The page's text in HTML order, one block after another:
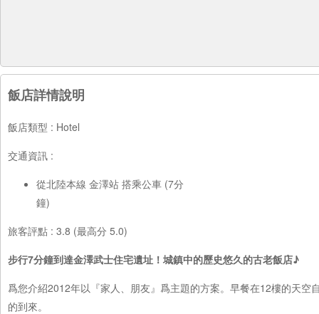
飯店詳情說明
飯店類型 : Hotel
交通資訊 :
從北陸本線 金澤站 搭乘公車 (7分
鐘)
旅客評點 : 3.8 (最高分 5.0)
步行7分鐘到達金澤武士住宅遺址！城鎮中的歷史悠久的古老飯店♪
爲您介紹2012年以『家人、朋友』爲主題的方案。早餐在12樓的天
的到來。